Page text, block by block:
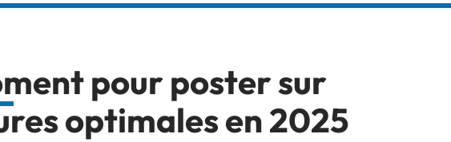
pour poster sur
optimales en 2025